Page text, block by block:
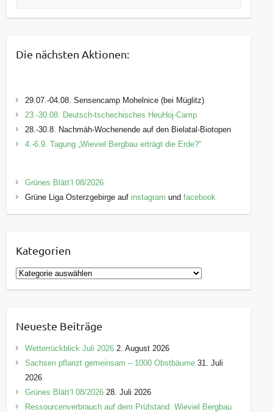
Die nächsten Aktionen:
29.07.-04.08. Sensencamp Mohelnice (bei Müglitz)
23.-30.08. Deutsch-tschechisches HeuHoj-Camp
28.-30.8. Nachmäh-Wochenende auf den Bielatal-Biotopen
4.-6.9. Tagung „Wieviel Bergbau erträgt die Erde?“
Grünes Blätt’l 08/2026
Grüne Liga Osterzgebirge auf instagram undfacebook
Kategorien
K
a
g
o
r
e
n
Neueste Beiträge
Wetterrückblick Juli 2026 2. August 2026
Sachsen pflanzt gemeinsam – 1000 Obstbäume 31. Juli
2026
Grünes Blätt’l 08/2026 28. Juli 2026
Ressourcenverbrauch auf dem Prüfstand: Wieviel Bergbau